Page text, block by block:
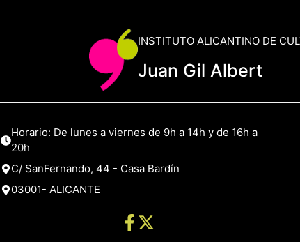
INSTITUTO ALICANTINO DE
Juan Gil Albert
Horario: De lunes a viernes de 9h a 14h y de 16h a
20h
C/ SanFernando, 44 - Casa Bardín
03001- ALICANTE